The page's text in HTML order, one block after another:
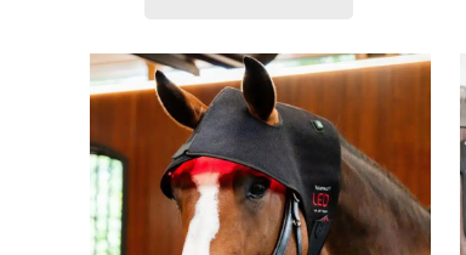
variations.
options
peuvent
être
choisies